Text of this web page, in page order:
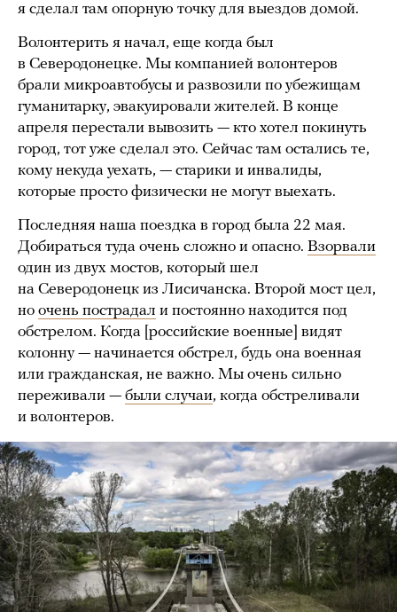
я сделал там опорную точку для выездов домой.
Волонтерить я начал, еще когда был
в Северодонецке. Мы компанией волонтеров
брали микроавтобусы и развозили по убежищам
гуманитарку, эвакуировали жителей. В конце
апреля перестали вывозить — кто хотел покинуть
город, тот уже сделал это. Сейчас там остались те,
кому некуда уехать, — старики и инвалиды,
которые просто физически не могут выехать.
Последняя наша поездка в город была 22 мая.
Добираться туда очень сложно и опасно. Взорвали
один из двух мостов, который шел
на Северодонецк из Лисичанска. Второй мост цел,
но очень пострадал и постоянно находится под
обстрелом. Когда [российские военные] видят
колонну — начинается обстрел, будь она военная
или гражданская, не важно. Мы очень сильно
переживали — были случаи, когда обстреливали
и волонтеров.